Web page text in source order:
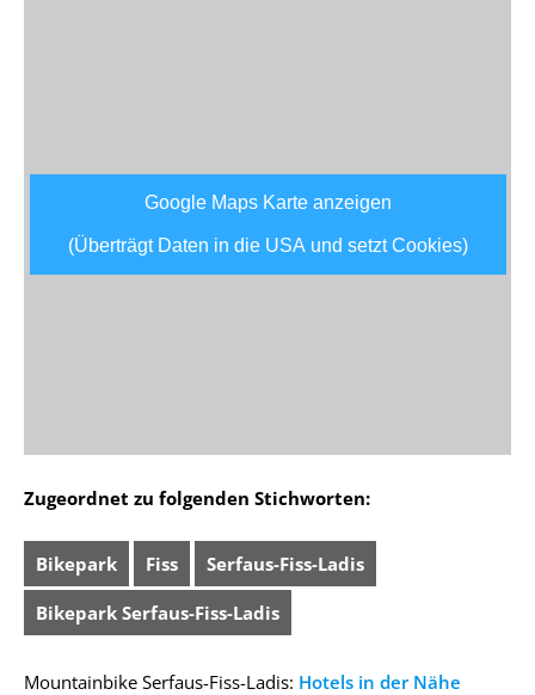
Google Maps Karte anzeigen
(Überträgt Daten in die USA und setzt Cookies)
Zugeordnet zu folgenden Stichworten:
Bikepark Fiss Serfaus-Fiss-Ladis
Bikepark Serfaus-Fiss-Ladis
Mountainbike Serfaus-Fiss-Ladis: Hotels in der Nähe